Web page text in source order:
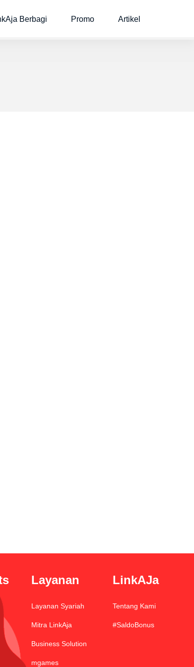
Berbagi Promo Artikel
Layanan
Layanan Syariah
Mitra LinkAja
Business Solution
mgames
LinkAJa
Tentang Kami
#SaldoBonus